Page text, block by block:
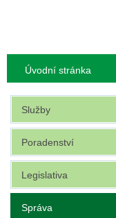
Úvodní stránka
Služby
Poradenství
Legislativa
Správa